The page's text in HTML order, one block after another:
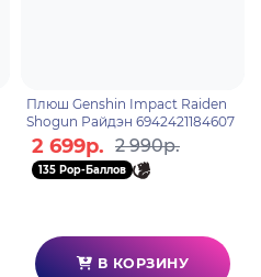
Плюш Genshin Impact Raiden
Shogun Райдэн 6942421184607
2 699р. 2 990р.
135 Pop-Баллов
В КОРЗИНУ